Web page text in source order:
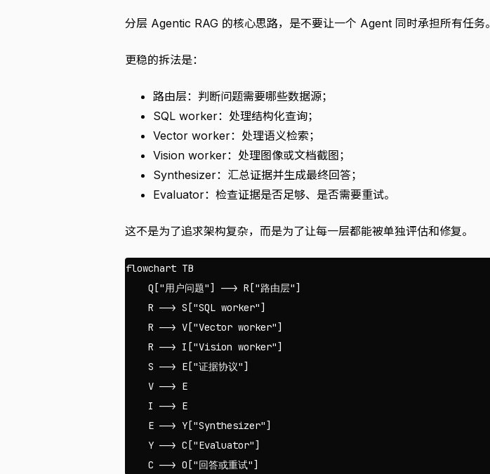
分层 Agentic RAG 的核心思路，是不要让一个 Agent 同时承担所有任务。
更稳的拆法是：
路由层：判断问题需要哪些数据源；
SQL worker：处理结构化查询；
Vector worker：处理语义检索；
Vision worker：处理图像或文档截图；
Synthesizer：汇总证据并生成最终回答；
Evaluator：检查证据是否足够、是否需要重试。
这不是为了追求架构复杂，而是为了让每一层都能被单独评估和修复。
flowchart TB
    Q["用户问题"] --> R["路由层"]
    R --> S["SQL worker"]
    R --> V["Vector worker"]
    R --> I["Vision worker"]
    S --> E["证据协议"]
    V --> E
    I --> E
    E --> Y["Synthesizer"]
    Y --> C["Evaluator"]